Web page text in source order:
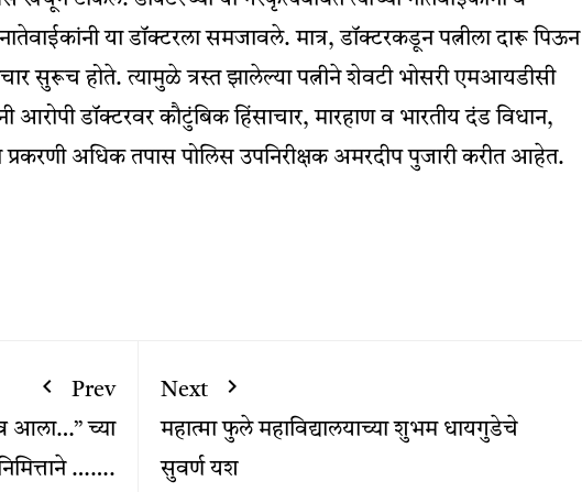
या डॉक्टरला समजावले. मात्र, डॉक्टरकडून पत्नीला दारू पिऊन
सुरूच होते. त्यामुळे त्रस्त झालेल्या पत्नीने शेवटी भोसरी एमआयडीसी
आरोपी डॉक्टरवर कौटुंबिक हिंसाचार, मारहाण व भारतीय दंड विधान,
अधिक तपास पोलिस उपनिरीक्षक अमरदीप पुजारी करीत आहेत.
Prev
आला…” च्या
…….
Next
महात्मा फुले महाविद्यालयाच्या शुभम धायगुडेचे
सुवर्ण यश